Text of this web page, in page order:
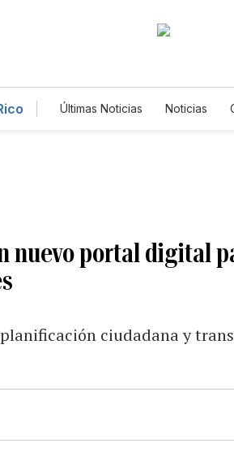
Últimas Noticias Noticias
nuevo portal digital
ciudadana y